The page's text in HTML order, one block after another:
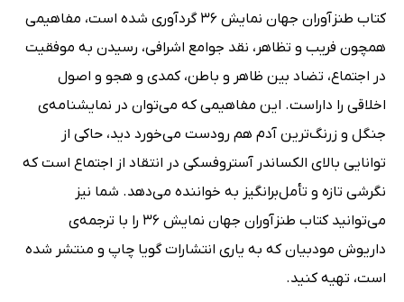
کتاب طنزآوران جهان نمایش 36 گردآوری شده است، مفاهیمی
همچون فریب و تظاهر، نقد جوامع اشرافی، رسیدن به موفقیت
در اجتماع، تضاد بین ظاهر و باطن، کمدی و هجو و اصول
اخلاقی را داراست. این مفاهیمی که می‌توان در نمایشنامه‌ی
جنگل و زرنگ‌ترین آدم هم رودست می‌خورد دید، حاکی از
توانایی بالای الکساندر آستروفسکی در انتقاد از اجتماع است که
نگرشی تازه و تأمل‌برانگیز به خواننده می‌دهد. شما نیز
می‌توانید کتاب طنزآوران جهان نمایش 36 را با ترجمه‌ی
داریوش مودبیان که به یاری انتشارات گویا چاپ و منتشر شده
است، تهیه کنید.